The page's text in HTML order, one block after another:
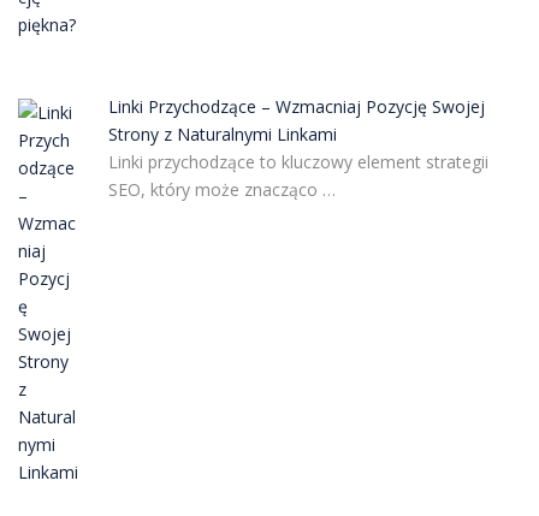
Linki Przychodzące – Wzmacniaj Pozycję Swojej
Strony z Naturalnymi Linkami
Linki przychodzące to kluczowy element strategii
SEO, który może znacząco …